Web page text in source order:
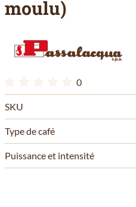
moulu)
0
SKU
Type de café
Puissance et intensité